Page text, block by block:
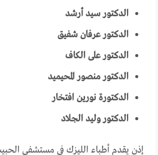
الدكتور سيد أرشد
الدكتور عرفان شفيق
الدكتور على الكاف
الدكتور منصور المحيميد
الدكتورة نورين افتخار
الدكتور وليد الجلاد
إذن يقدم أطباء الليزك في مستشفى